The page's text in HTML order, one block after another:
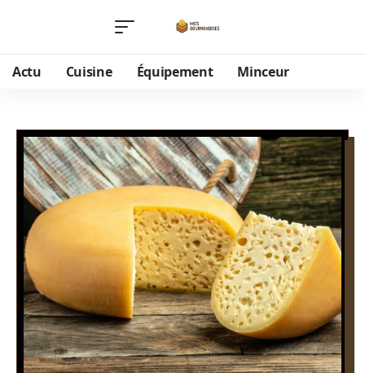
Actu Cuisine Équipement Minceur